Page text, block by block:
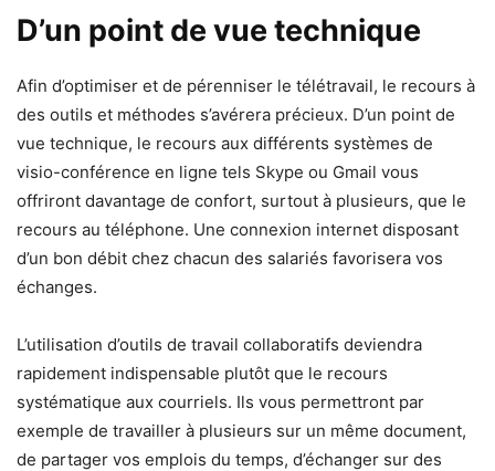
D’un point de vue technique
Afin d’optimiser et de pérenniser le télétravail, le recours à
des outils et méthodes s’avérera précieux. D’un point de
vue technique, le recours aux différents systèmes de
visio-conférence en ligne tels Skype ou Gmail vous
offriront davantage de confort, surtout à plusieurs, que le
recours au téléphone. Une connexion internet disposant
d’un bon débit chez chacun des salariés favorisera vos
échanges.
L’utilisation d’outils de travail collaboratifs deviendra
rapidement indispensable plutôt que le recours
systématique aux courriels. Ils vous permettront par
exemple de travailler à plusieurs sur un même document,
de partager vos emplois du temps, d’échanger sur des